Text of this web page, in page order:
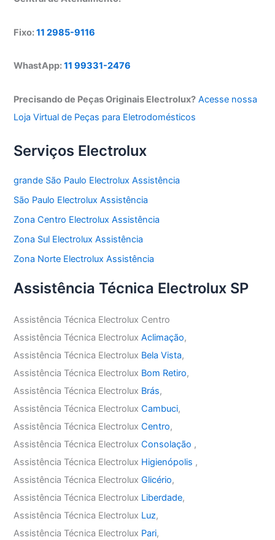
Fixo:11 2985-9116
WhastApp:11 99331-2476
Precisando de Peças Originais Electrolux? Acesse nossa
Loja Virtual de Peças para Eletrodomésticos
Serviços Electrolux
grande São Paulo Electrolux Assistência
São Paulo Electrolux Assistência
Zona Centro Electrolux Assistência
Zona Sul Electrolux Assistência
Zona Norte Electrolux Assistência
Assistência Técnica Electrolux SP
Assistência Técnica Electrolux Centro
Assistência Técnica ElectroluxAclimação,
Assistência Técnica Electrolux Bela Vista,
Assistência Técnica Electrolux Bom Retiro,
Assistência Técnica Electrolux Brás,
Assistência Técnica ElectroluxCambuci,
Assistência Técnica ElectroluxCentro,
Assistência Técnica ElectroluxConsolação ,
Assistência Técnica Electrolux Higienópolis ,
Assistência Técnica ElectroluxGlicério,
Assistência Técnica Electrolux Liberdade,
Assistência Técnica Electrolux Luz,
Assistência Técnica Electrolux Pari,